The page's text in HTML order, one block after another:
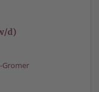
d)
Gromer